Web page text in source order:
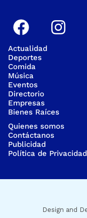
Actualidad
Deportes
Comida
Música
Eventos
Directorio
Empresas
Bienes Raíces
Quienes somos
Contáctanos
Publicidad
Política de Privacidad
Design and